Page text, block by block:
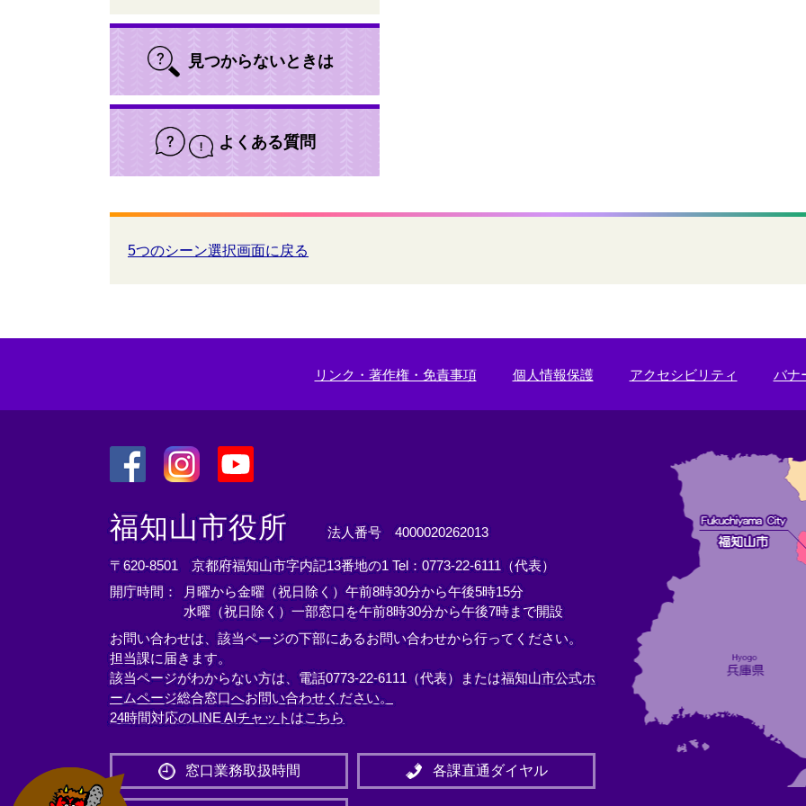
見つからないときは
よくある質問
5つのシーン選択画面に戻る
リンク・著作権・免責事項 個人情報保護 アクセシビリティ バナ
外
部
リ
ン
ク
外
部
リ
ン
ク
外
部
リ
ン
ク
＞
福知山市役所 法人番号 4000020262013
〒620-8501 京都府福知山市字内記13番地の1 Tel：0773-22-6111（代表）
開庁時間： 月曜から金曜（祝日除く）午前8時30分から午後5時15分
水曜（祝日除く）一部窓口を午前8時30分から午後7時まで開設
お問い合わせは、該当ページの下部にあるお問い合わせから行ってください。
担当課に届きます。
該当ページがわからない方は、電話0773-22-6111（代表）または福知山市公式ホ
ームページ総合窓口へお問い合わせください。
24時間対応のLINE AIチャットはこちら
外
部
リ
窓口業務取扱時間 各課直通ダイヤル